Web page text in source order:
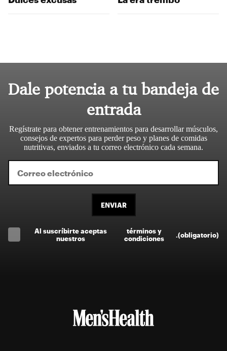
Dale potencia a tu bandeja de
entrada
Regístrate para obtener entrenamientos para desarrollar músculos,
consejos de expertos para perder peso y planes de comidas
nutritivas, enviados a tu correo electrónico cada semana.
ENVIAR
Al suscríbirte aceptas
nuestros
términos y
condiciones
(obligatorio)